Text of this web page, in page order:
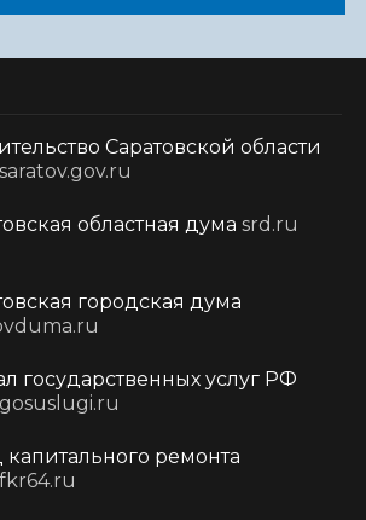
Саратовской области
областная дума srd.ru
городская дума
государственных услуг РФ
ремонта